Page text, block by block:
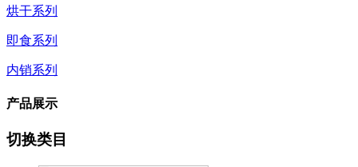
烘干系列
即食系列
内销系列
产品展示
切换类目